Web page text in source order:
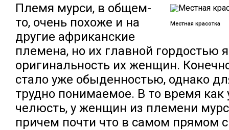
Местная красотка
Племя мурси, в общем-
то, очень похоже и на
другие африканские
племена, но их главной гордостью
оригинальность их женщин.
стало уже обыденностью, однако
трудно понимаемое. В то время как
челюсть, у женщин из племени
причем почти что в самом прямом